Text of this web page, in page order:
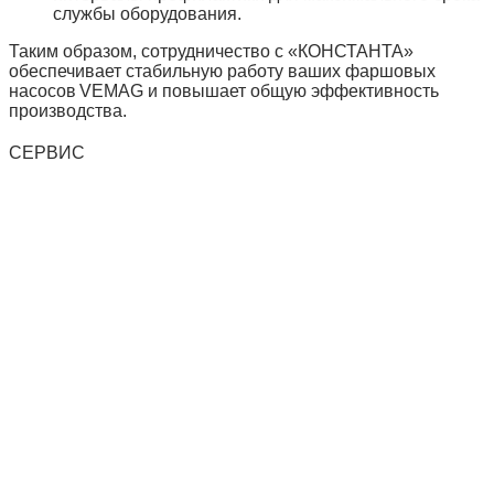
службы оборудования.
Таким образом, сотрудничество с «КОНСТАНТА»
обеспечивает стабильную работу ваших фаршовых
насосов VEMAG и повышает общую эффективность
производства.
СЕРВИС